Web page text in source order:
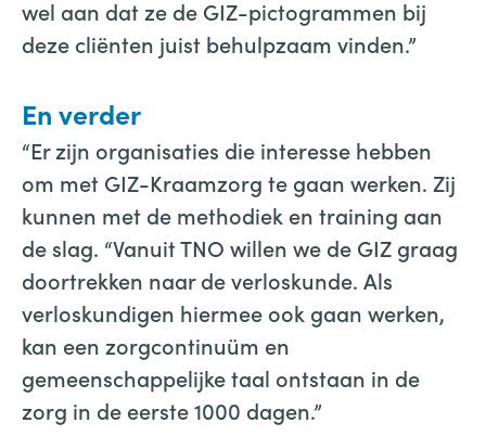
wel aan dat ze de GIZ-pictogrammen bij
deze cliënten juist behulpzaam vinden.”
En verder
“Er zijn organisaties die interesse hebben
om met GIZ-Kraamzorg te gaan werken. Zij
kunnen met de methodiek en training aan
de slag. “Vanuit TNO willen we de GIZ graag
doortrekken naar de verloskunde. Als
verloskundigen hiermee ook gaan werken,
kan een zorgcontinuüm en
gemeenschappelijke taal ontstaan in de
zorg in de eerste 1000 dagen.”